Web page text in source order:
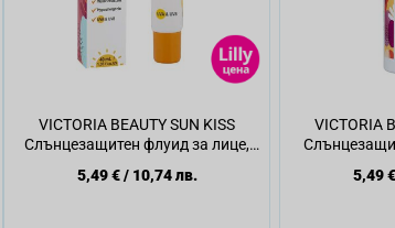
VICTORIA BEAUTY SUN KISS
Слънцезащитен флуид за лице,
5,49 €/ 10,74 лв.
VICTORIA
5,49 €